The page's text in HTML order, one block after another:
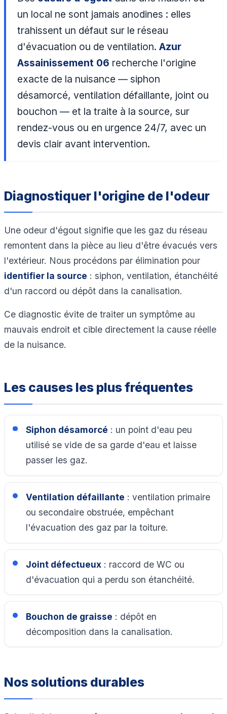
un local ne sont jamais anodines : elles
trahissent un défaut sur le réseau
d'évacuation ou de ventilation.Azur
Assainissement 06 recherche l'origine
exacte de la nuisance — siphon
désamorcé, ventilation défaillante, joint ou
bouchon — et la traite à la source, sur
rendez-vous ou en urgence 24/7, avec un
devis clair avant intervention.
Diagnostiquer l'origine de l'odeur
Une odeur d'égout signifie que les gaz du réseau
remontent dans la pièce au lieu d'être évacués vers
l'extérieur. Nous procédons par élimination pour
identifier la source : siphon, ventilation, étanchéité
d'un raccord ou dépôt dans la canalisation.
Ce diagnostic évite de traiter un symptôme au
mauvais endroit et cible directement la cause réelle
de la nuisance.
Les causes les plus fréquentes
Siphon désamorcé : un point d'eau peu
utilisé se vide de sa garde d'eau et laisse
passer les gaz.
Ventilation défaillante : ventilation primaire
ou secondaire obstruée, empêchant
l'évacuation des gaz par la toiture.
Joint défectueux: raccord de WC ou
d'évacuation qui a perdu son étanchéité.
Bouchon de graisse : dépôt en
décomposition dans la canalisation.
Nos solutions durables